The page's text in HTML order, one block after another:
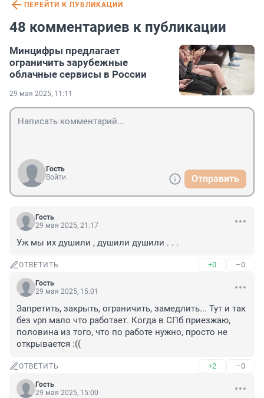
ПЕРЕЙТИ К ПУБЛИКАЦИИ
48 комментариев к публикации
Минцифры предлагает
ограничить зарубежные
облачные сервисы в России
29 мая 2025, 11:11
Гость
Войти
Отправить
Гость
29 мая 2025, 21:17
Уж мы их душили , душили душили . . .
ОТВЕТИТЬ +0 –0
Гость
29 мая 2025, 15:01
Запретить, закрыть, ограничить, замедлить... Тут и так
без vpn мало что работает. Когда в СПб приезжаю,
половина из того, что по работе нужно, просто не
открывается :((
ОТВЕТИТЬ +2 –0
Гость
29 мая 2025, 15:00